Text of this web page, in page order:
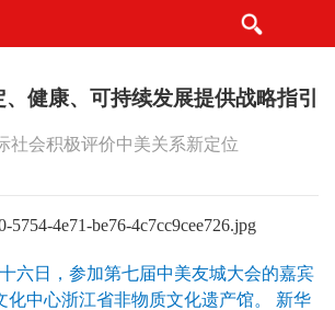
健康、可持续发展提供战略指引
会积极评价中美关系新定位
六日，参加第七届中美友城大会的嘉宾
化中心浙江省非物质文化遗产馆。 新华